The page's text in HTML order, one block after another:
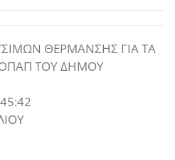
ΘΕΡΜΑΝΣΗΣ ΓΙΑ ΤΑ
ΤΟΥ ΔΗΜΟΥ